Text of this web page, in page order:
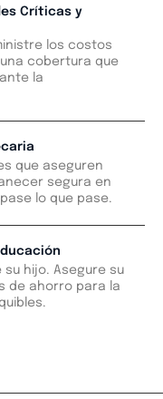
Críticas y
los costos
cobertura que
la
que aseguren
segura en
lo que pase.
su hijo. Asegure su
de ahorro para la